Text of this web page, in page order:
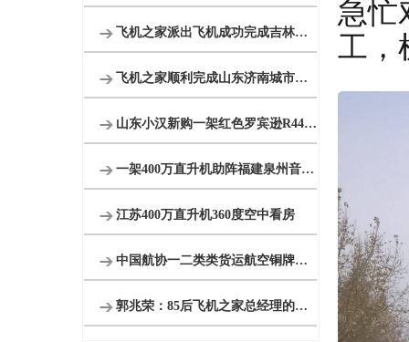
飞机之家派出飞机成功完成吉林直升机航测
飞机之家顺利完成山东济南城市航空测绘
山东小汉新购一架红色罗宾逊R44直升机开启新的征程
一架400万直升机助阵福建泉州音乐节
江苏400万直升机360度空中看房
中国航协一二类类货运航空铜牌新申请
郭兆荣：85后飞机之家总经理的创业之路运营8架直升机
急忙
工，